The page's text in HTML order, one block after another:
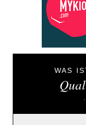
WAS